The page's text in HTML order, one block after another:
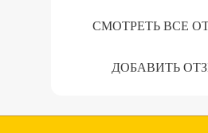
СМОТРЕТЬ ВСЕ
ДОБАВИТЬ